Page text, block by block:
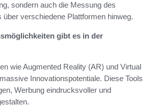
sondern auch die Messung des
über verschiedene Plattformen hinweg.
gibt es in der
wie Augmented Reality (AR) und Virtual
Innovationspotentiale. Diese Tools
Werbung eindrucksvoller und